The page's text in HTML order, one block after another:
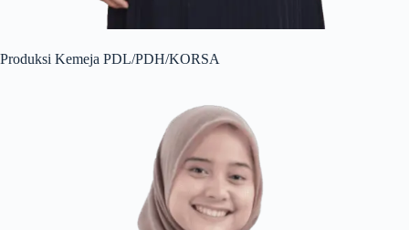
Produksi Kemeja PDL/PDH/KORSA